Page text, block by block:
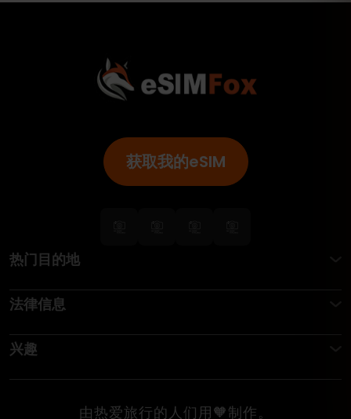
获取我的eSIM
热门目的地
法律信息
兴趣
由热爱旅行的人们用🧡制作。